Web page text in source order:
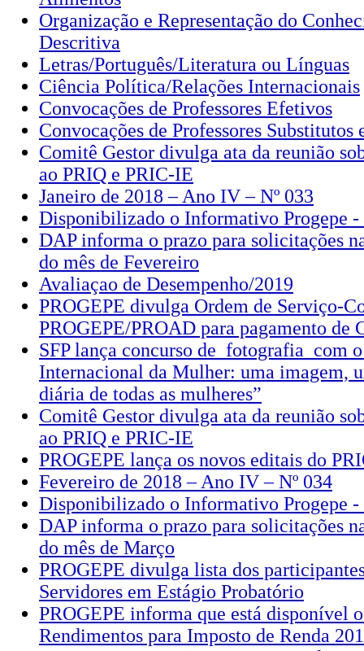
Organização e Representação do
Descritiva
Letras/Português/Literatura ou Línguas
Ciência Política/Relações Internacionais
Convocações de Professores Efetivos
Convocações de Professores Substitutos
Comitê Gestor divulga ata da reunião
ao PRIQ e PRIC-IE
Janeiro de 2018 – Ano IV – Nº 033
Disponibilizado o Informativo Progepe -
DAP informa o prazo para solicitações
do mês de Fevereiro
Avaliaçao de Desempenho/2019
PROGEPE divulga Ordem de Serviço-
PROGEPE/PROAD para pagamento de
SFP lança concurso de fotografia com
Internacional da Mulher: uma imagem,
diária de todas as mulheres”
Comitê Gestor divulga ata da reunião
ao PRIQ e PRIC-IE
PROGEPE lança os novos editais do
Fevereiro de 2018 – Ano IV – Nº 034
Disponibilizado o Informativo Progepe -
DAP informa o prazo para solicitações
do mês de Março
PROGEPE divulga lista dos
Servidores em Estágio Probatório
PROGEPE informa que está disponível
Rendimentos para Imposto de Renda